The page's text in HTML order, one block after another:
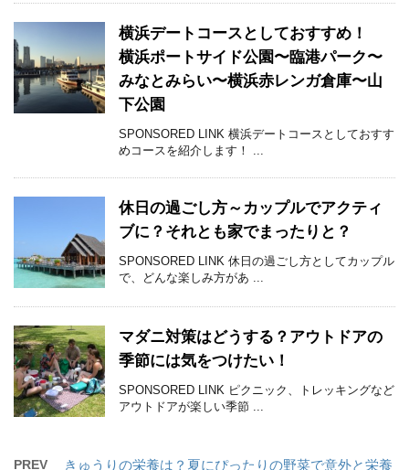
横浜デートコースとしておすすめ！
横浜ポートサイド公園〜臨港パーク〜
みなとみらい〜横浜赤レンガ倉庫〜山
下公園
SPONSORED LINK 横浜デートコースとしておすす
めコースを紹介します！ ...
休日の過ごし方～カップルでアクティ
ブに？それとも家でまったりと？
SPONSORED LINK 休日の過ごし方としてカップル
で、どんな楽しみ方があ ...
マダニ対策はどうする？アウトドアの
季節には気をつけたい！
SPONSORED LINK ピクニック、トレッキングなど
アウトドアが楽しい季節 ...
PREV
きゅうりの栄養は？夏にぴったりの野菜で意外と栄養